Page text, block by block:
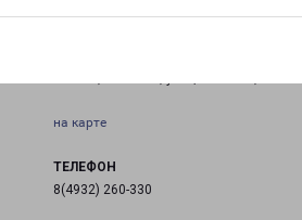
на карте
ТЕЛЕФОН
8(4932) 260-330